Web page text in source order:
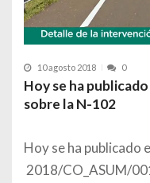
10 agosto 2018 0
Hoy se ha
sobre la N-102
Hoy se ha publicado
2018/CO_ASUM/